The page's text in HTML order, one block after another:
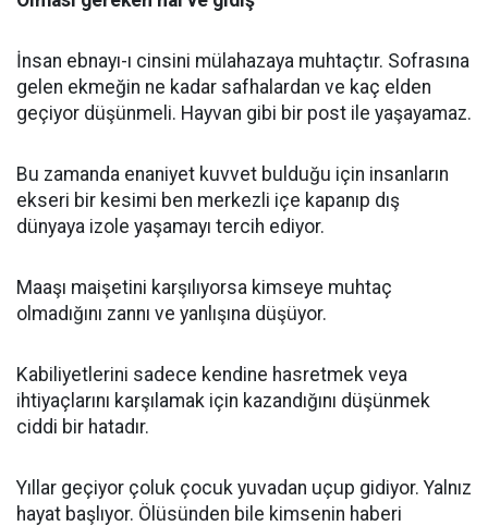
İnsan ebnayı-ı cinsini mülahazaya muhtaçtır. Sofrasına
gelen ekmeğin ne kadar safhalardan ve kaç elden
geçiyor düşünmeli. Hayvan gibi bir post ile yaşayamaz.
Bu zamanda enaniyet kuvvet bulduğu için insanların
ekseri bir kesimi ben merkezli içe kapanıp dış
dünyaya izole yaşamayı tercih ediyor.
Maaşı maişetini karşılıyorsa kimseye muhtaç
olmadığını zannı ve yanlışına düşüyor.
Kabiliyetlerini sadece kendine hasretmek veya
ihtiyaçlarını karşılamak için kazandığını düşünmek
ciddi bir hatadır.
Yıllar geçiyor çoluk çocuk yuvadan uçup gidiyor. Yalnız
hayat başlıyor. Ölüsünden bile kimsenin haberi